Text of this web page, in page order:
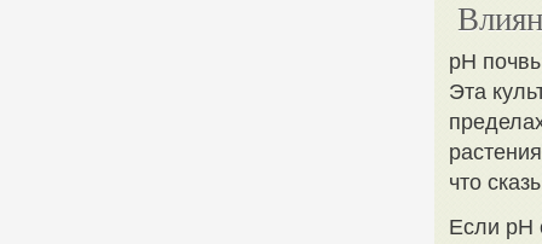
pH
Эта
что
Если pH